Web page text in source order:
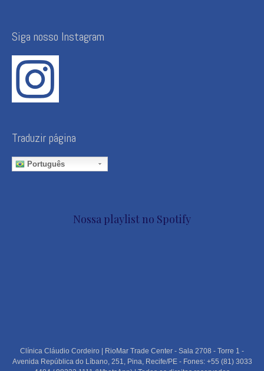
Siga nosso Instagram
Traduzir página
Português
Nossa playlist no Spotify
Clínica Cláudio Cordeiro | RioMar Trade Center - Sala 2708 - Torre 1 -
Avenida República do Líbano, 251, Pina, Recife/PE - Fones: +55 (81) 3033